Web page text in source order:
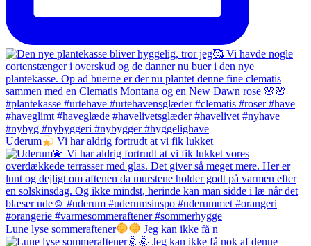
Uderum Vi har aldrig fortrudt at vi fik lukket
Lune lyse sommeraftener Jeg kan ikke få n